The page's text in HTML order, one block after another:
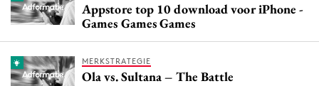
Appstore top 10 download voor iPhone -
Games Games Games
MERKSTRATEGIE
Ola vs. Sultana – The Battle